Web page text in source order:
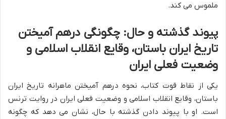
ملموس می کند.
پیوند گذشته و حال: چگونگی درهم آمیختن
تاریخ ایران باستان، وقایع انقلاب اسلامی و
وضعیت فعلی ایران
یکی از نقاط قوت کتاب، نحوه درهم آمیختن ماهرانه تاریخ ایران
باستان، وقایع انقلاب اسلامی و وضعیت فعلی ایران در روایت ترنس
است. او با پیوند دادن گذشته با حال، نشان می دهد که چگونه